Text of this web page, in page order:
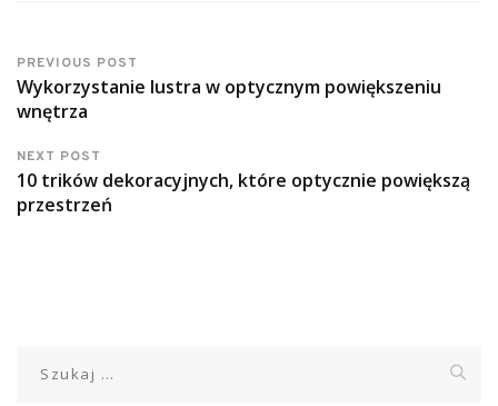
PREVIOUS POST
Wykorzystanie lustra w optycznym powiększeniu
wnętrza
NEXT POST
10 trików dekoracyjnych, które optycznie powiększą
przestrzeń